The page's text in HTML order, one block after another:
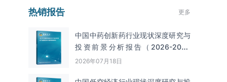
热销报告 更多
中国中药创新药行业现状深度研究与
投资前景分析报告（2026-2033
年）
2026年07月18日